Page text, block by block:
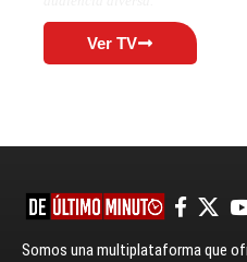
Ver TV
Somos una multiplataforma que